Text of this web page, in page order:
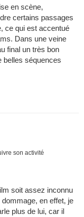
en scène,
certains passages
ce qui est accentué
Dans une veine
final un très bon
belles séquences
son activité
soit assez inconnu
en effet, je
plus de lui, car il